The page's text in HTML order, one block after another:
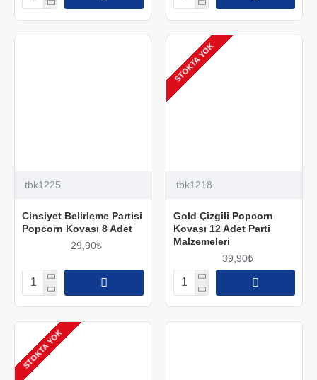
tbk1225
Cinsiyet Belirleme Partisi
Popcorn Kovası 8 Adet
29,90₺
STOKTA YOK
tbk1218
Gold Çizgili Popcorn
Kovası 12 Adet Parti
Malzemeleri
39,90₺
STOKTA YOK